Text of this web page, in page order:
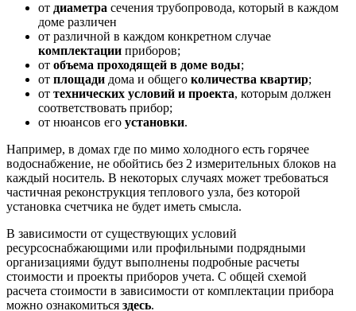
от диаметра сечения трубопровода, который в каждом
доме различен
от различной в каждом конкретном случае
комплектации приборов;
от объема проходящей в доме воды;
от площади дома и общего количества квартир;
от технических условий и проекта, которым должен
соответствовать прибор;
от нюансов его установки.
Например, в домах где по мимо холодного есть горячее
водоснабжение, не обойтись без 2 измерительных блоков на
каждый носитель. В некоторых случаях может требоваться
частичная реконструкция теплового узла, без которой
установка счетчика не будет иметь смысла.
В зависимости от существующих условий
ресурсоснабжающими или профильными подрядными
организациями будут выполнены подробные расчеты
стоимости и проекты приборов учета. С общей схемой
расчета стоимости в зависимости от комплектации прибора
можно ознакомиться здесь.